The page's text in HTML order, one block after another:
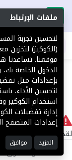
تحميل التطبيق
لا يوجد
لقد حدث خطأ داخلي
©2025 كل الحقوق محفوظة منصة توور
ملفات الإرتباط
لتحسين تجربة
(الكوكيز)
موقعنا. تساعدنا
الدخول الخاصة
بإعدادات مثل
لتحسين الأداء.
استخدام الكوكيز
إدارة تفضيلات
إعدادات المتصفح
المزيد موافق